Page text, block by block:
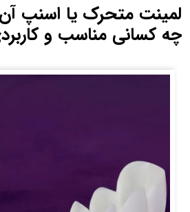
لمینت متحرک یا اسنپ
چه کسانی مناسب و